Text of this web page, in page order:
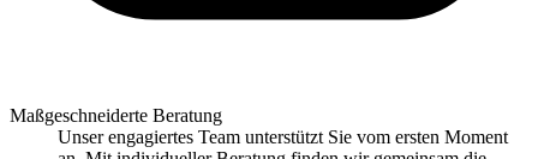
Maßgeschneiderte Beratung
Unser engagiertes Team unterstützt Sie vom ersten Moment